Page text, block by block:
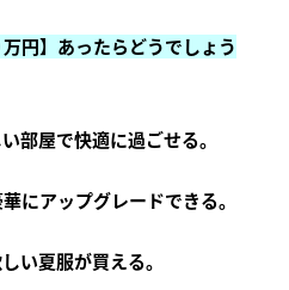
円】あったらどうでしょう
部屋で快適に過ごせる。
にアップグレードできる。
い夏服が買える。